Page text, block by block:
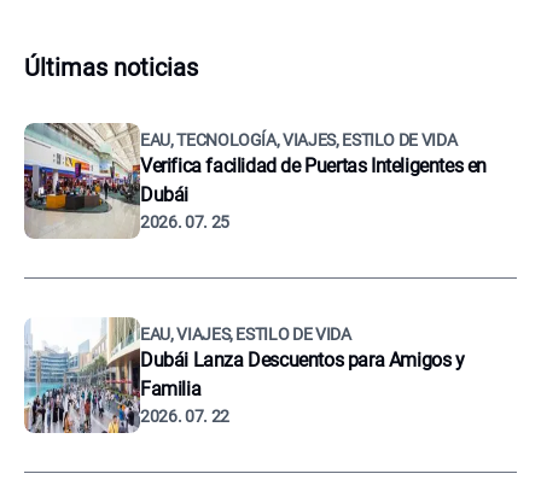
Últimas noticias
EAU, TECNOLOGÍA, VIAJES, ESTILO DE VIDA
Verifica facilidad de Puertas Inteligentes en
Dubái
2026. 07. 25
EAU, VIAJES, ESTILO DE VIDA
Dubái Lanza Descuentos para Amigos y
Familia
2026. 07. 22